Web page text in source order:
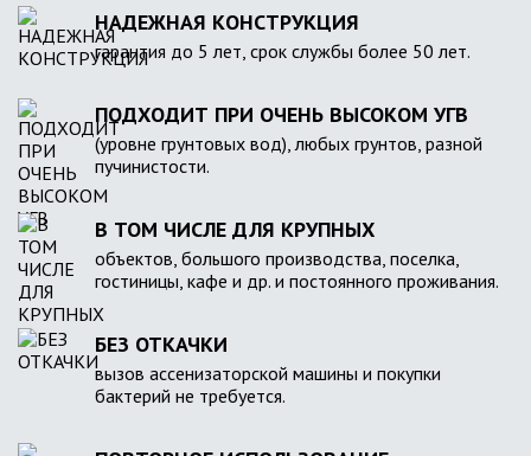
НАДЕЖНАЯ КОНСТРУКЦИЯ
гарантия до 5 лет, срок службы более 50 лет.
ПОДХОДИТ ПРИ ОЧЕНЬ ВЫСОКОМ УГВ
(уровне грунтовых вод), любых грунтов, разной
пучинистости.
В ТОМ ЧИСЛЕ ДЛЯ КРУПНЫХ
объектов, большого производства, поселка,
гостиницы, кафе и др. и постоянного проживания.
БЕЗ ОТКАЧКИ
вызов ассенизаторской машины и покупки
бактерий не требуется.